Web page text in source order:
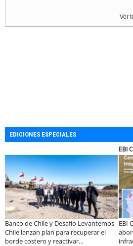
Ver
EDICIONES ESPECIALES
Levantemos
el
EBI Chile reúne a expertos
abordar desafíos de
infraestructura en gestión